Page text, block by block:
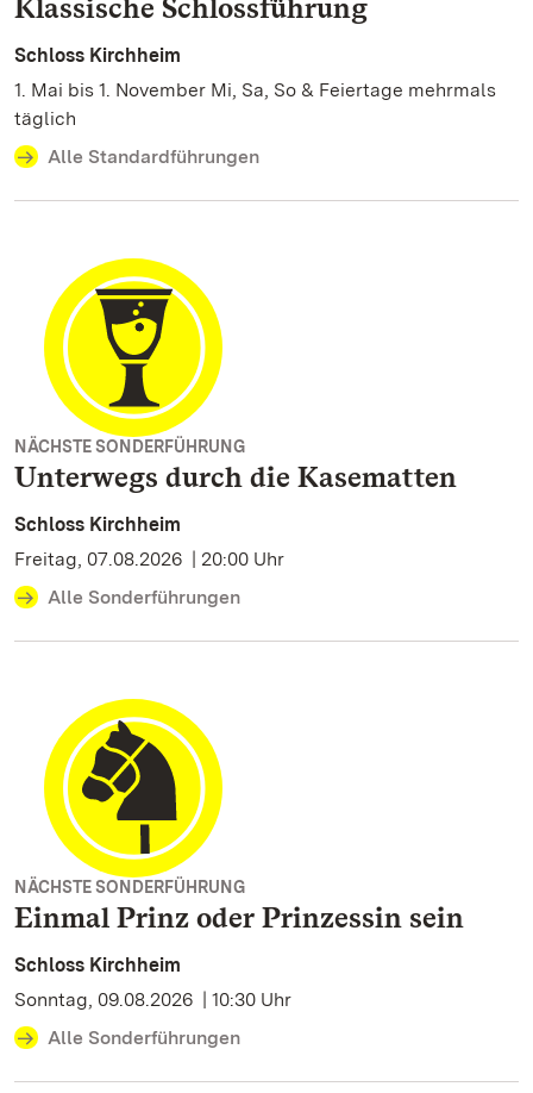
Klassische Schlossführung
Schloss Kirchheim
1. Mai bis 1. November Mi, Sa, So & Feiertage mehrmals
täglich
Alle Standardführungen
Unterwegs durch die Kasematten
NÄCHSTE SONDERFÜHRUNG
Schloss Kirchheim
Freitag, 07.08.2026 | 20:00 Uhr
Alle Sonderführungen
Einmal Prinz oder Prinzessin sein
NÄCHSTE SONDERFÜHRUNG
Schloss Kirchheim
Sonntag, 09.08.2026 | 10:30 Uhr
Alle Sonderführungen